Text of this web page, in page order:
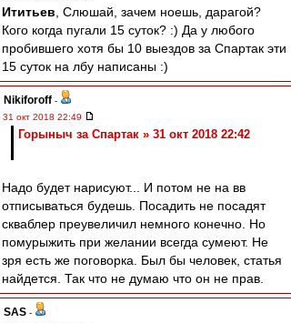
Ититьев , Слюшай, зачем ноешь, дарагой?
Кого когда пугали 15 суток? :) Да у любого
пробившего хотя бы 10 выездов за Спартак эти
15 суток на лбу написаны :)
Nikiforoff -
31 окт 2018 22:49
Горыныч за Спартак » 31 окт 2018 22:42
Надо будет нарисуют... И потом не на вв
отписываться будешь. Посадить не посадят
скваблер преувеличил немного конечно. Но
помурыжить при желании всегда сумеют. Не
зря есть же поговорка. Был бы человек, статья
найдется. Так что не думаю что он не прав.
SAS -